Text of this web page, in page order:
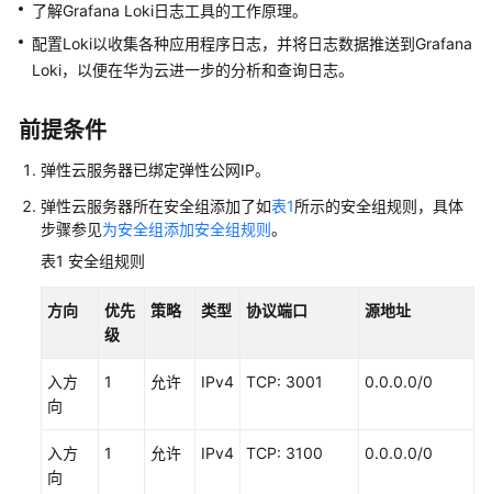
入
门
户
指
南
最
佳
实
佳
汇
了解Grafana Loki日志工具的工作原理。
配置Loki以收集各种应用程序日志，并将日志数据推送到Grafana
Loki，以便在华为云进一步的分析和查询日志。
前提条件
弹性云服务器已绑定弹性公网IP。
弹性云服务器所在安全组添加了如表1所示的安全组规则，具体
步骤参见为安全组添加安全组规则。
表1 安全组规则
方向
优先
级
策略 类型 协议端口 源地址
入方
向
1 允许 IPv4 TCP: 3001 0.0.0.0/0
入方
向
1 允许 IPv4 TCP: 3100 0.0.0.0/0